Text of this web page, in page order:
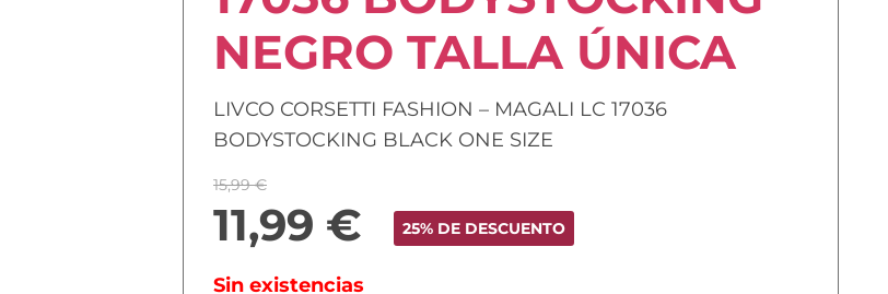
NEGRO TALLA ÚNICA
LIVCO CORSETTI FASHION – MAGALI LC 17036
BODYSTOCKING BLACK ONE SIZE
15,99€
11,99 € 25% DE DESCUENTO
Sin existencias